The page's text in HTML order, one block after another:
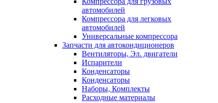
автомобилей
Компрессора для легковых
автомобилей
Универсальные компрессора
Запчасти для автокондиционеров
Вентиляторы, Эл. двигатели
Испарители
Конденсаторы
Конденсаторы
Наборы, Комплекты
Расходные материалы